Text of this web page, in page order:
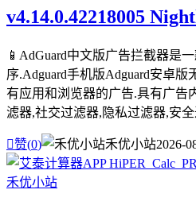
v4.14.0.42218005
📱AdGuard中文版广告拦截器是
序.Adguard手机版Adguard安卓
有应用和浏览器的广告.具有广告
滤器,社交过滤器,隐私过滤器,安
赞(0) 禾优小站2026-